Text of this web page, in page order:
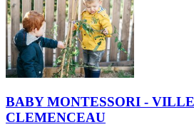
BABY MONTESSORI -
CLEMENCEAU